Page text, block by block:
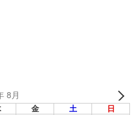
8月
金 土 日